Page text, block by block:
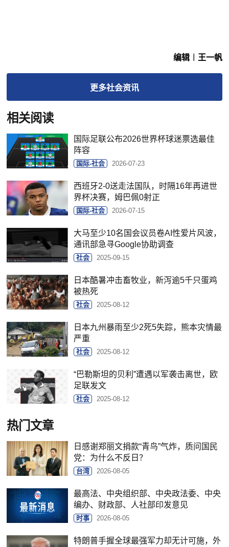
编辑︱王一帆
更多社会资讯
相关阅读
国际足联公布2026世界杯球迷票选最佳
阵容
国际-社会 2026-07-23
西班牙2-0送走法国队，时隔16年再进世
界杯决赛，姆巴佩0射正
国际-社会 2026-07-15
大马至少10名国会议员卷AI性爱片风波，
通讯部急寻Google协助调查
社会 2025-09-15
日本酷暑冲击畜牧业，新泻逾5千只蛋鸡
被热死
社会 2025-08-12
日本九州暴雨至少2死5失踪，熊本灾情最
严重
社会 2025-08-12
“巴勒斯坦的贝利”遭遇以军袭击离世，欧
足联发文
社会 2025-08-12
热门文章
日感谢郑丽文捐款“青鸟”气炸，质问国民
党：为什么不反日？
台湾 2026-08-05
最高法、中央组织部、中央政法委、中央
编办、财政部、人社部印发意见
时事 2026-08-05
特朗普手握全球最强军力却无计可施，外